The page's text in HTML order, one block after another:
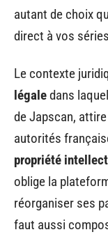
autant de choix
direct à vos
Le contexte
légaledans
de Japscan,
autorités
propriété
oblige la
réorganiser ses
faut aussi